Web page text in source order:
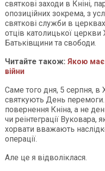
святкові заходи в Кніні,
опозиційних зокрема, з
святкові служби в
отців католицької церкви
Батьківщини та свободи.
Читайте також: Якою має
війни
Саме того дня, 5 серпня, в
святкують День
повернення Кніна, а не
чи реінтеграції Вуковара,
хорвати вважають
операції.
Але це я відволіклася.